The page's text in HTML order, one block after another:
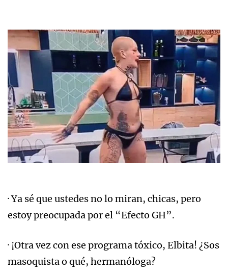
· Ya sé que ustedes no lo miran, chicas, pero
estoy preocupada por el “Efecto GH”.
· ¡Otra vez con ese programa tóxico, Elbita! ¿Sos
masoquista o qué, hermanóloga?